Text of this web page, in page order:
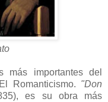
importantes del
Romanticismo. "Don
es su obra más